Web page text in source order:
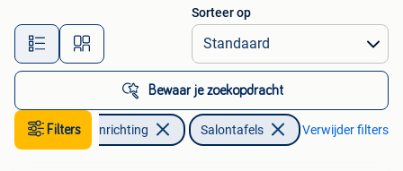
Alle afstanden…
Sorteer op
Bewaar je zoekopdracht
Filters
Huis en Inrichting Salontafels Verwijder filters